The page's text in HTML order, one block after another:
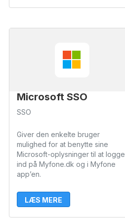
Microsoft SSO
SSO
Giver den enkelte bruger
mulighed for at benytte sine
Microsoft-oplysninger til at logge
ind på Myfone.dk og i Myfone
app’en.
LÆS MERE